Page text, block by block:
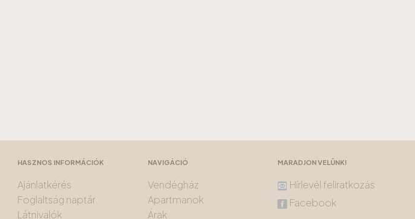
HASZNOS INFORMÁCIÓK
Ajánlatkérés
Foglaltság naptár
Látnivalók
NAVIGÁCIÓ
Vendégház
Apartmanok
Árak
MARADJON VELÜNK!
Hírlevél feliratkozás
Facebook